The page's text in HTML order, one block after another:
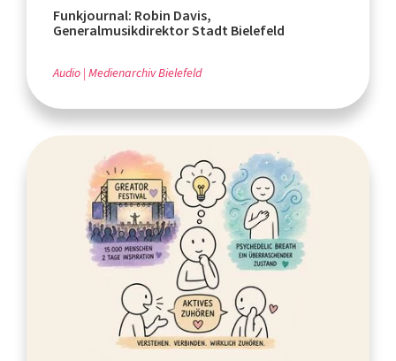
Funkjournal: Robin Davis,
Generalmusikdirektor Stadt Bielefeld
Audio Medienarchiv Bielefeld